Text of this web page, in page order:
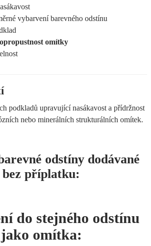
vybarvení barevného odstínu
omítky
podkladů upravující nasákavost a přídržnost
nebo minerálních strukturálních omítek.
odstíny dodávané
bez příplatku:
do stejného odstínu
jako omítka: